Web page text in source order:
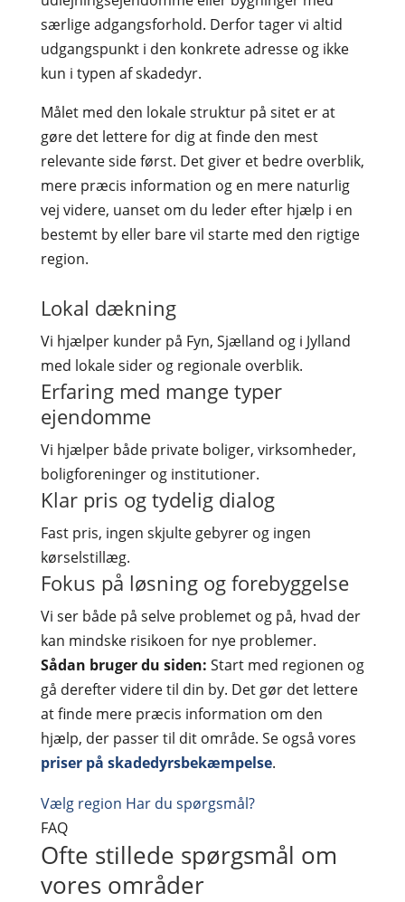
særlige adgangsforhold. Derfor tager vi altid
udgangspunkt i den konkrete adresse og ikke
kun i typen af skadedyr.
Målet med den lokale struktur på sitet er at
gøre det lettere for dig at finde den mest
relevante side først. Det giver et bedre overblik,
mere præcis information og en mere naturlig
vej videre, uanset om du leder efter hjælp i en
bestemt by eller bare vil starte med den rigtige
region.
Lokal dækning
Vi hjælper kunder på Fyn, Sjælland og i Jylland
med lokale sider og regionale overblik.
Erfaring med mange typer
ejendomme
Vi hjælper både private boliger, virksomheder,
boligforeninger og institutioner.
Klar pris og tydelig dialog
Fast pris, ingen skjulte gebyrer og ingen
kørselstillæg.
Fokus på løsning og forebyggelse
Vi ser både på selve problemet og på, hvad der
kan mindske risikoen for nye problemer.
Sådan bruger du siden: Start med regionen og
gå derefter videre til din by. Det gør det lettere
at finde mere præcis information om den
hjælp, der passer til dit område. Se også vores
priser på skadedyrsbekæmpelse.
Vælg region Har du spørgsmål?
FAQ
Ofte stillede spørgsmål om
vores områder